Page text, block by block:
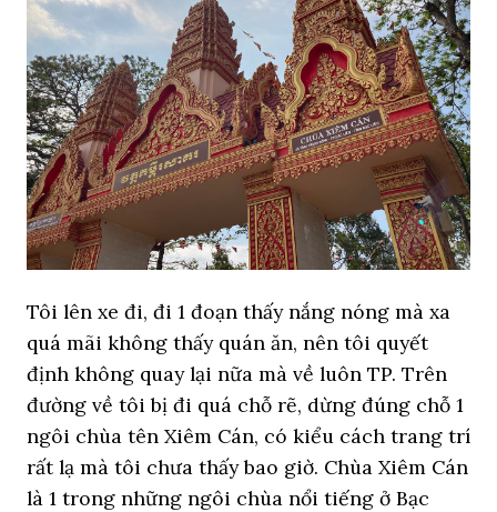
Tôi lên xe đi, đi 1 đoạn thấy nắng nóng mà xa
quá mãi không thấy quán ăn, nên tôi quyết
định không quay lại nữa mà về luôn TP. Trên
đường về tôi bị đi quá chỗ rẽ, dừng đúng chỗ 1
ngôi chùa tên Xiêm Cán, có kiểu cách trang trí
rất lạ mà tôi chưa thấy bao giờ. Chùa Xiêm Cán
là 1 trong những ngôi chùa nổi tiếng ở Bạc